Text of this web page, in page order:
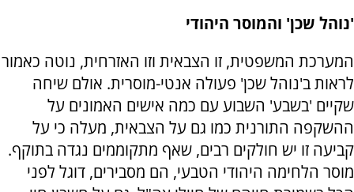
'נוהל שכן' והמוסר היהודי
המערכת המשפטית, זו הצבאית וזו האזרחית, נוטה כאמור
לראות ב'נוהל שכן' פעולה אנטי-מוסרית. אולם שיחה
שקיים 'בשבע' השבוע עם כמה אישים האמונים על
ההשקפה התורנית כמו גם על הצבאית, מעלה כי על
קביעה זו יש חולקים רבים, שאף מתקוממים נגדה בתוקף.
מוסר הלחימה היהודי הטבעי, הם מסבירים, דוגל לפני